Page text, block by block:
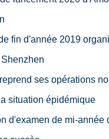
fin d'année 2019
ses opérations
situation épidémique
d'examen de mi-année